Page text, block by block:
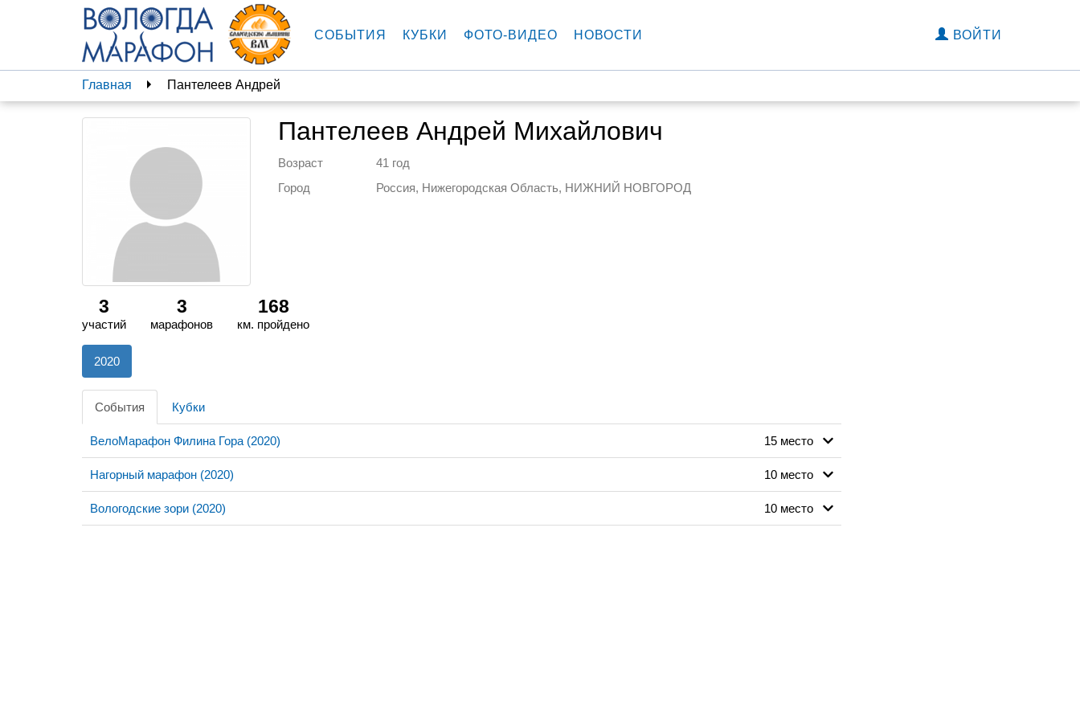
СОБЫТИЯ КУБКИ ФОТО-ВИДЕО НОВОСТИ ВОЙТИ
Главная Пантелеев Андрей
Пантелеев Андрей Михайлович
Возраст
41 год
Город
Россия, Нижегородская Область, НИЖНИЙ НОВГОРОД
3
участий
3
марафонов
168
км. пройдено
2020
События Кубки
ВелоМарафон Филина Гора (2020) 15 место
Нагорный марафон (2020) 10 место
Вологодские зори (2020) 10 место